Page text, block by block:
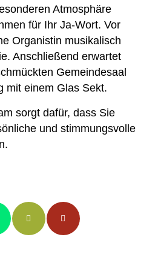
Atmosphäre
für Ihr Ja-Wort. Vor
Organistin musikalisch
Anschließend erwartet
Gemeindesaal
mit einem Glas Sekt.
sorgt dafür, dass Sie
und stimmungsvolle